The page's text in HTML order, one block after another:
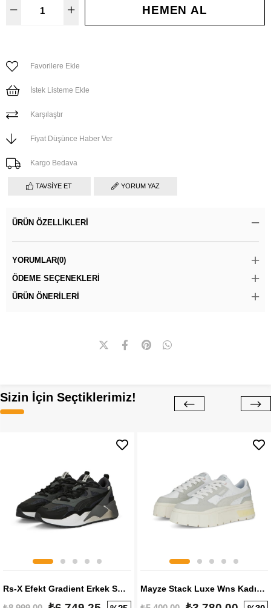
Favorilere Ekle
İstek Listeme Ekle
Karşılaştır
Fiyat Düşünce Haber Ver
Kargo Bedava
TAVSIYE ET YORUM YAZ
ÜRÜN ÖZELLIKLERI
YORUMLAR(0)
ÖDEME SEÇENEKLERI
ÜRÜN ÖNERILERI
Sizin İçin Seçtiklerimiz!
Rs-X Efekt Gradient Erkek Sneaker Mayze Stack Luxe Wns Kadın Sneaker